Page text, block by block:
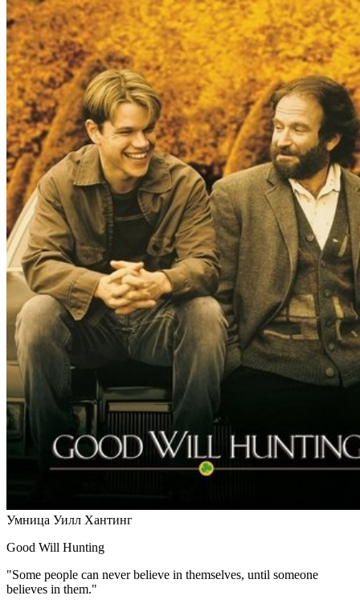
Умница Уилл Хантинг
Good Will Hunting
"Some people can never believe in themselves, until someone
believes in them."